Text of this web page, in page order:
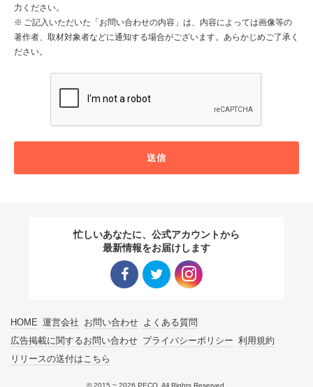
力ください。
ご記入いただいた「お問い合わせの内容」は、内容によっては画像等の
著作者、取材対象者などに通知する場合がございます。あらかじめご了承く
ださい。
送信
忙しいあなたに、公式アカウントから
最新情報をお届けします
HOME 運営会社 お問い合わせ よくある質問
広告掲載に関するお問い合わせ プライバシーポリシー 利用規約
リリースの送付はこちら
© 2015 ~ 2026 PECO. All Rights Reserved.